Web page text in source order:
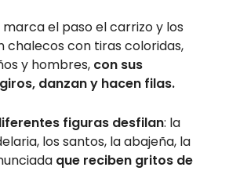
marca el paso el carrizo y los
chalecos con tiras coloridas,
y hombres, con sus
danzan y hacen filas.
figuras desfilan: la
los santos, la abajeña, la
que reciben gritos de